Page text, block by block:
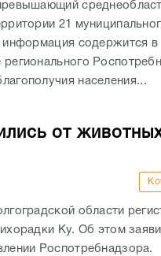
21
информация содержится в
населения...
от
области
Ку. Об этом
Роспотребнадзора.